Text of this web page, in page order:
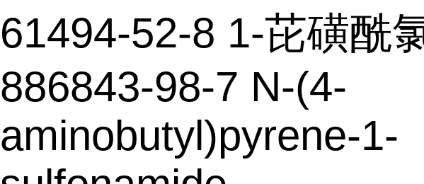
61494-52-8 1-芘磺酰
886843-98-7 N-(4-
aminobutyl)pyrene-1-